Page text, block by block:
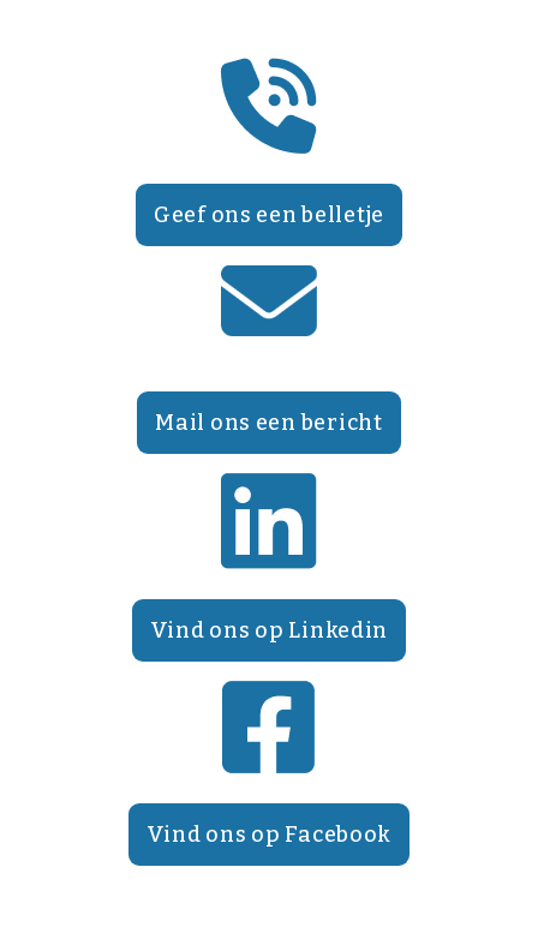
Geef ons een belletje
Mail ons een bericht
Vind ons op Linkedin
Vind ons op Facebook